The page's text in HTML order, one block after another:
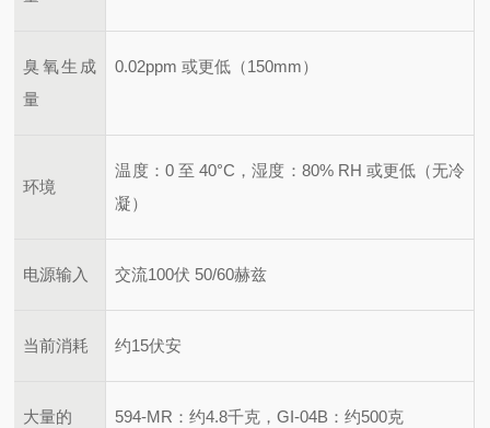
臭氧生成
量
0.02ppm 或更低（150mm）
环境
温度：0 至 40°C，湿度：80% RH 或更低（无冷
凝）
电源输入 交流100伏 50/60赫兹
当前消耗 约15伏安
大量的 594-MR：约4.8千克，GI-04B：约500克